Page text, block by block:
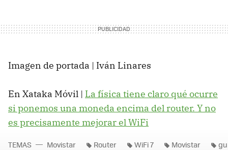
Imagen de portada | Iván Linares
En Xataka Móvil | La física tiene claro qué ocurre
si ponemos una moneda encima del router. Y no
es precisamente mejorar el WiFi
TEMAS Movistar Router WiFi 7 Movistar